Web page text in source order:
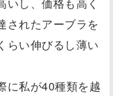
されたアーブラを
らい伸びるし薄い
に私が40種類を越